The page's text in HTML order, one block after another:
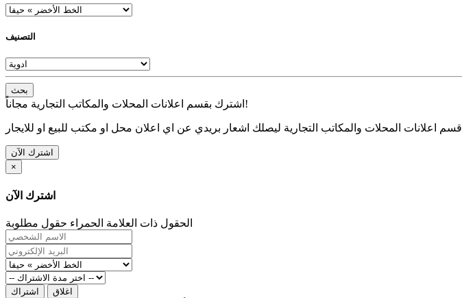
التصنيف
بحث
اشترك بقسم اعلانات المحلات والمكاتب التجارية مجاناً!
اعلانات المحلات والمكاتب التجارية ليصلك اشعار بريدي عن اي اعلان محل او مكتب للبيع او للايجار
اشترك الآن
×
اشترك الآن
الحقول ذات العلامة الحمراء حقول مطلوبة
اشتراك اغلاق